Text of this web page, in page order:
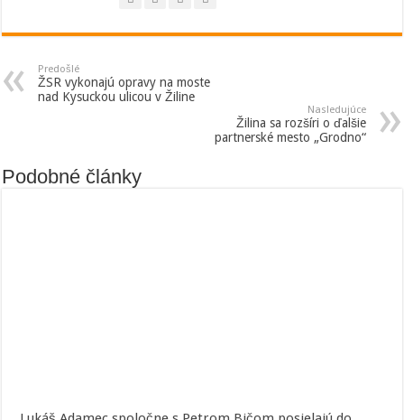
Predošlé
ŽSR vykonajú opravy na moste
nad Kysuckou ulicou v Žiline
Nasledujúce
Žilina sa rozšíri o ďalšie
partnerské mesto „Grodno“
Podobné články